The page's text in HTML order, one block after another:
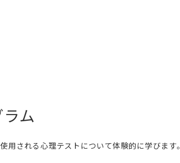
ム
される心理テストについて体験的に学びます。